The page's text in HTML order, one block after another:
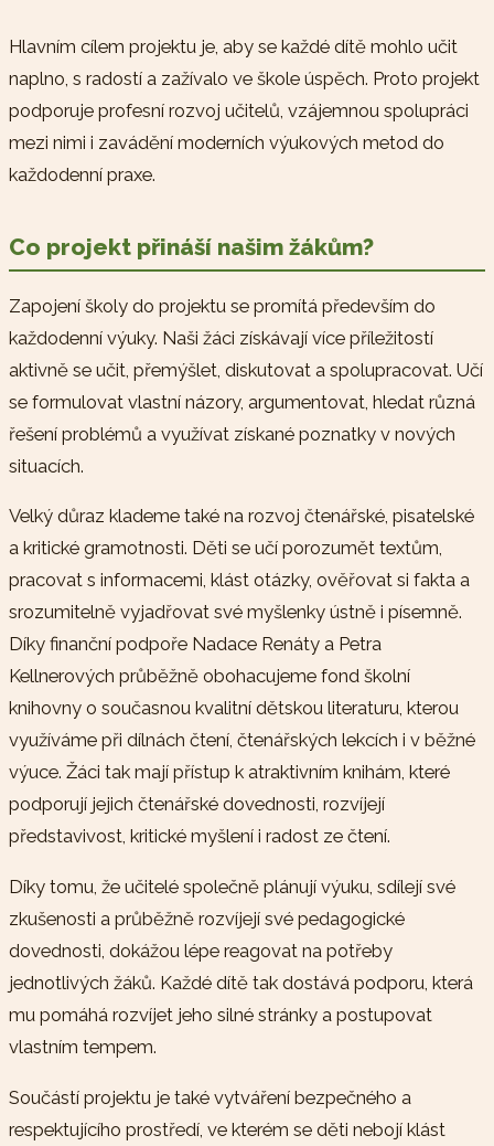
Hlavním cílem projektu je, aby se každé dítě mohlo učit
naplno, s radostí a zažívalo ve škole úspěch. Proto projekt
podporuje profesní rozvoj učitelů, vzájemnou spolupráci
mezi nimi i zavádění moderních výukových metod do
každodenní praxe.
Co projekt přináší našim žákům?
Zapojení školy do projektu se promítá především do
každodenní výuky. Naši žáci získávají více příležitostí
aktivně se učit, přemýšlet, diskutovat a spolupracovat. Učí
se formulovat vlastní názory, argumentovat, hledat různá
řešení problémů a využívat získané poznatky v nových
situacích.
Velký důraz klademe také na rozvoj čtenářské, pisatelské
a kritické gramotnosti. Děti se učí porozumět textům,
pracovat s informacemi, klást otázky, ověřovat si fakta a
srozumitelně vyjadřovat své myšlenky ústně i písemně.
Díky finanční podpoře Nadace Renáty a Petra
Kellnerových průběžně obohacujeme fond školní
knihovny o současnou kvalitní dětskou literaturu, kterou
využíváme při dílnách čtení, čtenářských lekcích i v běžné
výuce. Žáci tak mají přístup k atraktivním knihám, které
podporují jejich čtenářské dovednosti, rozvíjejí
představivost, kritické myšlení i radost ze čtení.
Díky tomu, že učitelé společně plánují výuku, sdílejí své
zkušenosti a průběžně rozvíjejí své pedagogické
dovednosti, dokážou lépe reagovat na potřeby
jednotlivých žáků. Každé dítě tak dostává podporu, která
mu pomáhá rozvíjet jeho silné stránky a postupovat
vlastním tempem.
Součástí projektu je také vytváření bezpečného a
respektujícího prostředí, ve kterém se děti nebojí klást